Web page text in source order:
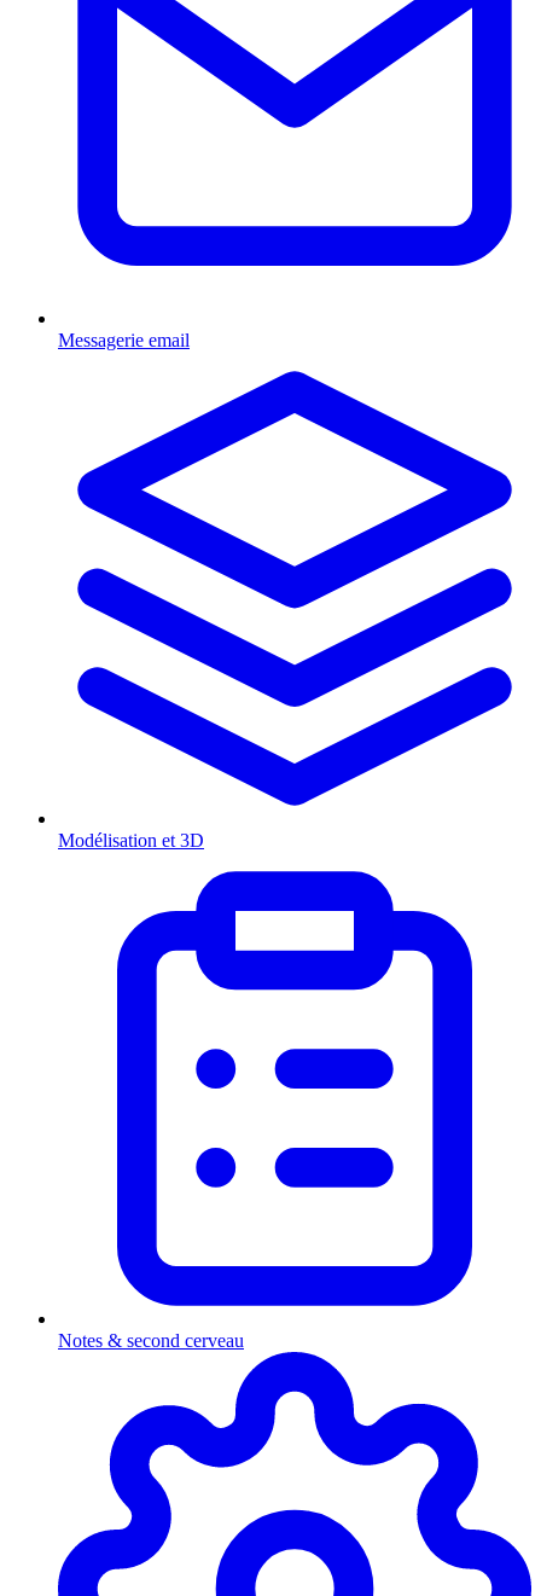
Messagerie email
Modélisation et 3D
Notes & second cerveau